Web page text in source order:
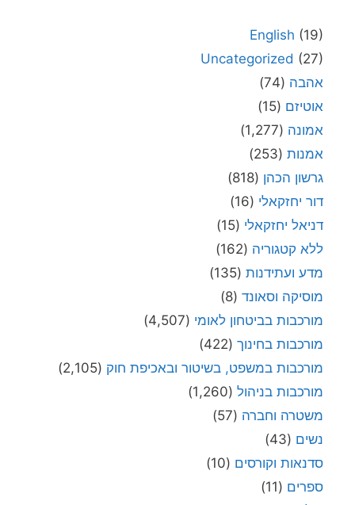
English (19)
Uncategorized (27)
אהבה (74)
אוטיזם (15)
אמונה (1,277)
אמנות (253)
גרשון הכהן (818)
דור יחזקאלי (16)
דניאל יחזקאלי (15)
ללא קטגוריה (162)
מדע ועתידנות (135)
מוסיקה וסאונד (8)
מורכבות בביטחון לאומי (4,507)
מורכבות בחינוך (422)
מורכבות במשפט, בשיטור ובאכיפת חוק (2,105)
מורכבות בניהול (1,260)
משטרה וחברה (57)
נשים (43)
סדנאות וקורסים (10)
ספרים (11)